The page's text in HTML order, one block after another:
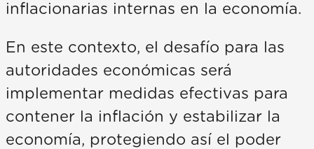
inflacionarias internas en la economía.
En este contexto, el desafío para las
autoridades económicas será
implementar medidas efectivas para
contener la inflación y estabilizar la
economía, protegiendo así el poder